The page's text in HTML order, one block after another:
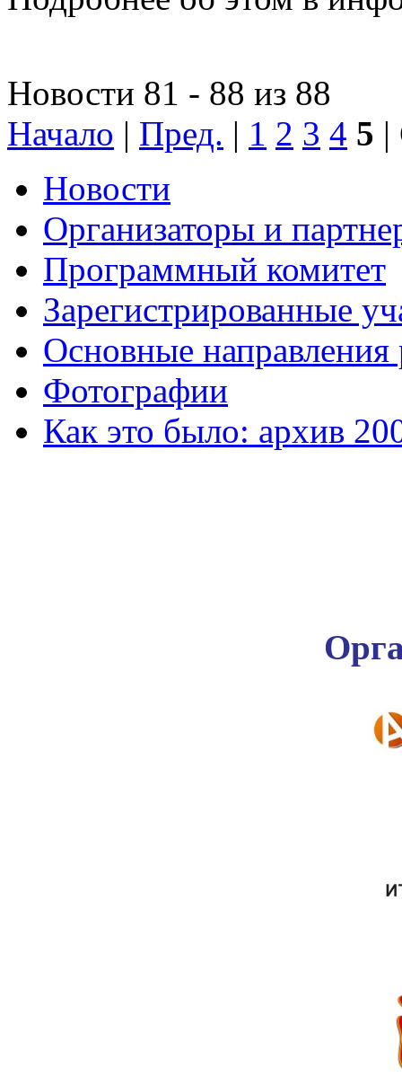
Новости 81 - 88 из 88
Начало | Пред. | 1 2 3 4 5 |
Новости
Организаторы и
Программный комитет
Зарегистрированные
Основные направления
Фотографии
Как это было: архив